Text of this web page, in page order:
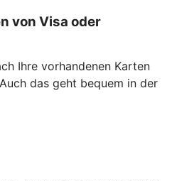
von Visa oder
Ihre vorhandenen Karten
das geht bequem in der